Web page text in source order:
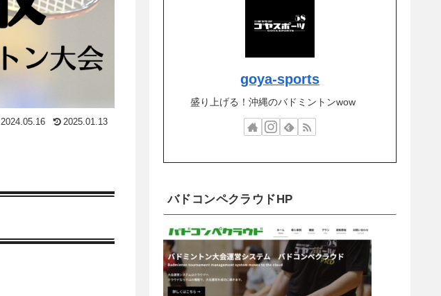
2024.05.16 2025.01.13
goya-sports
盛り上げる！沖縄のバドミントンwow
バドコンペクラウドHP